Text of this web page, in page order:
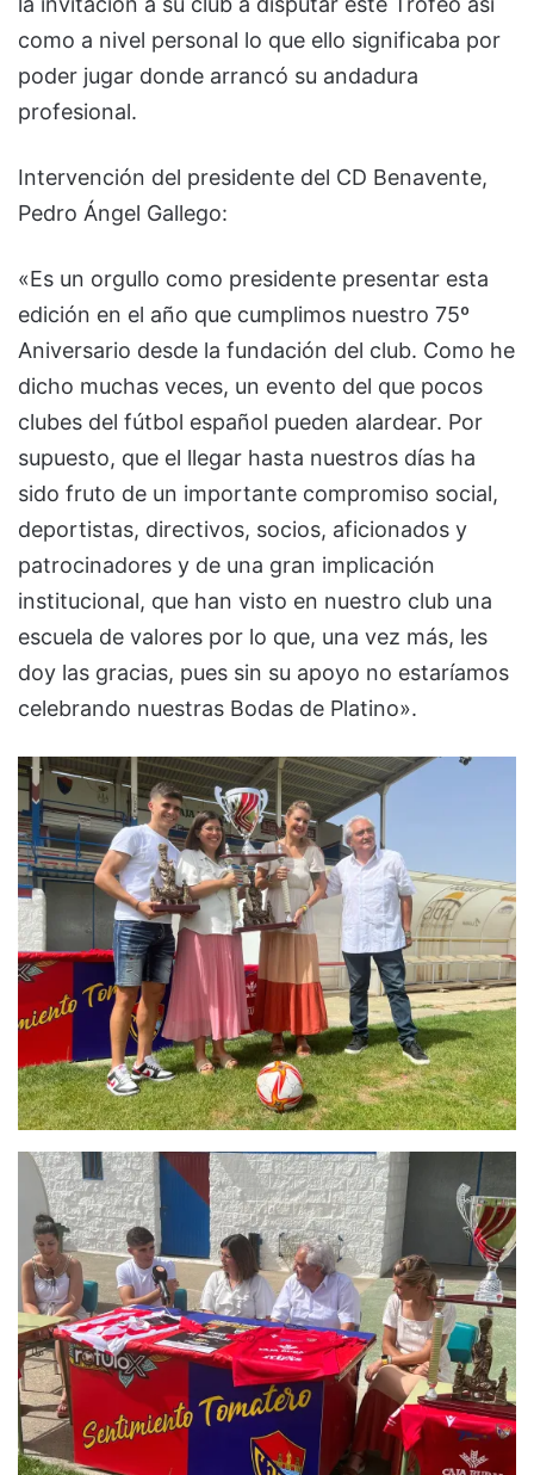
como a nivel personal lo que ello significaba por
poder jugar donde arrancó su andadura
profesional.
Intervención del presidente del CD Benavente,
Pedro Ángel Gallego:
«Es un orgullo como presidente presentar esta
edición en el año que cumplimos nuestro 75º
Aniversario desde la fundación del club. Como he
dicho muchas veces, un evento del que pocos
clubes del fútbol español pueden alardear. Por
supuesto, que el llegar hasta nuestros días ha
sido fruto de un importante compromiso social,
deportistas, directivos, socios, aficionados y
patrocinadores y de una gran implicación
institucional, que han visto en nuestro club una
escuela de valores por lo que, una vez más, les
doy las gracias, pues sin su apoyo no estaríamos
celebrando nuestras Bodas de Platino».